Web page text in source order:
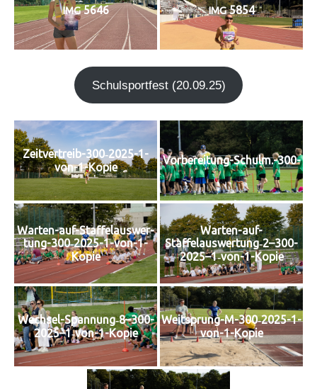
IMG5646 IMG5854
Schul­sport­fest (20.09.25)
Zeit­ver­treib-300‑2025-1-
von-1-Kopie
Vorbereitung-Schulm.-300-
War­ten-auf-Staf­fel­aus­wer­
tung-300‑2025-1-von-1-
Kopie
Warten-auf-
Staffelauswertung‑2–300-
2025–1‑von-1-Kopie
Wechsel-Spannung‑8–300-
2025–1‑von-1-Kopie
Weit­sprung-M-300‑2025-1-
von-1-Kopie